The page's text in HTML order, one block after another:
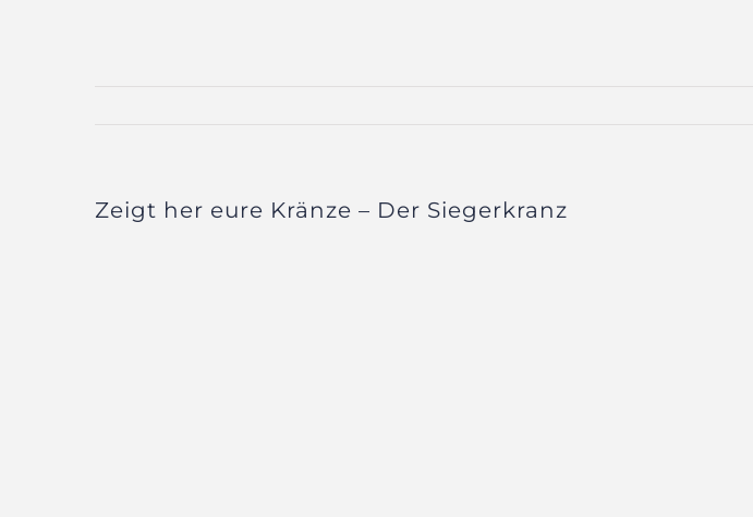
Zeigt her eure Kränze – Der Siegerkranz